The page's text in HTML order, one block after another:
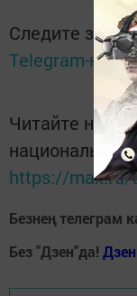
Следите за
Telegram-
Читайте
https://max.ru/
Безнең телеграм
Без "Дзен"да! Дзен